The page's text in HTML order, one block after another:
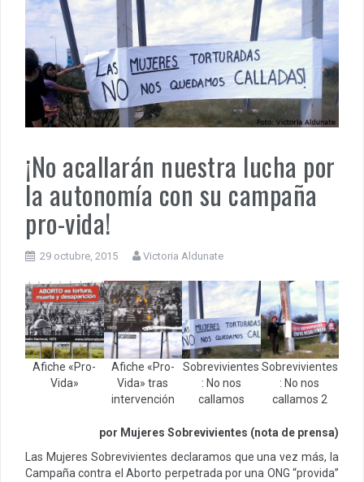
¡No acallarán nuestra lucha por
la autonomía con su campaña
pro-vida!
29 octubre, 2015 Victoria Aldunate
Afiche «Pro-
Vida»
Afiche «Pro-
Vida» tras
intervención
Sobrevivientes
: No nos
callamos
Sobrevivientes
: No nos
callamos 2
por Mujeres Sobrevivientes (nota de prensa)
Las Mujeres Sobrevivientes declaramos que una vez más, la
Campaña contra el Aborto perpetrada por una ONG “provida”